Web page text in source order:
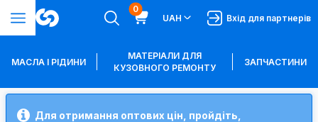
0
UAH
Вхід для партнерів
МАСЛА І РІДИНИ
МАТЕРІАЛИ ДЛЯ
КУЗОВНОГО РЕМОНТУ
ЗАПЧАСТИНИ
Для отримання оптових цін, пройдіть,